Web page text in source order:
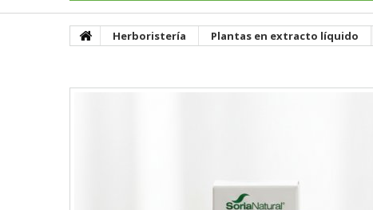
Herboristería Plantas en extracto líquido